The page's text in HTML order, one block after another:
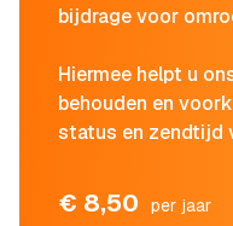
bijdrage voor
Hiermee helpt u
behouden en
status en zendtijd
€ 8,50 per jaar